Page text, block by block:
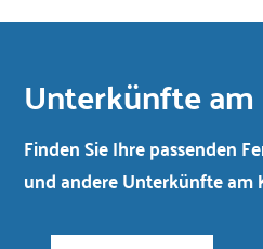
Unterkünfte
Finden Sie Ihre passenden
und andere Unterkünfte am